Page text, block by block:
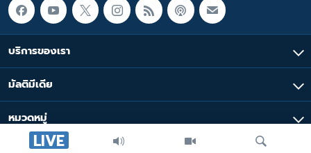
LIVE
บริการของเรา
มัลติมีเดีย
หมวดหมู่